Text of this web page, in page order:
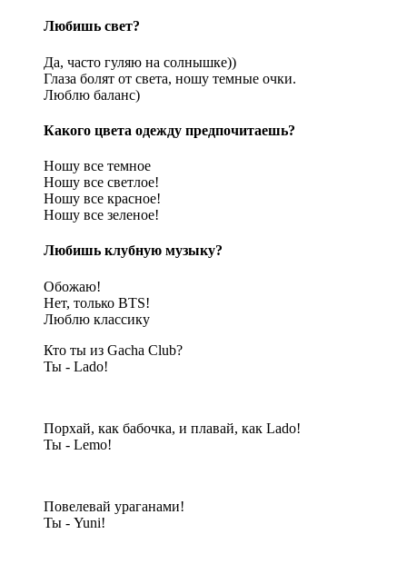
Любишь свет?
Да, часто гуляю на солнышке))
Глаза болят от света, ношу темные очки.
Люблю баланс)
Какого цвета одежду предпочитаешь?
Ношу все темное
Ношу все светлое!
Ношу все красное!
Ношу все зеленое!
Любишь клубную музыку?
Обожаю!
Нет, только BTS!
Люблю классику
Кто ты из Gacha Club?
Ты - Lado!
Порхай, как бабочка, и плавай, как Lado!
Ты - Lemo!
Повелевай ураганами!
Ты - Yuni!